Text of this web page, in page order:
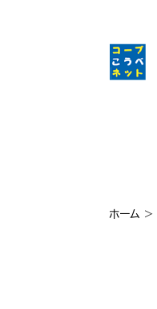
ホーム >